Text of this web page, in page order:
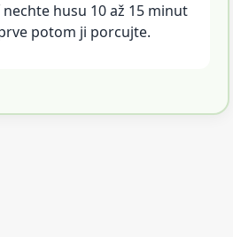
nechte husu 10 až 15 minut
potom ji porcujte.